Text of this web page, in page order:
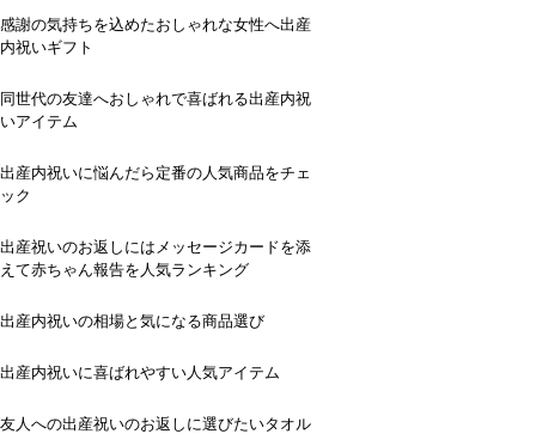
感謝の気持ちを込めたおしゃれな女性へ出産
内祝いギフト
同世代の友達へおしゃれで喜ばれる出産内祝
いアイテム
出産内祝いに悩んだら定番の人気商品をチェ
ック
出産祝いのお返しにはメッセージカードを添
えて赤ちゃん報告を人気ランキング
出産内祝いの相場と気になる商品選び
出産内祝いに喜ばれやすい人気アイテム
友人への出産祝いのお返しに選びたいタオル